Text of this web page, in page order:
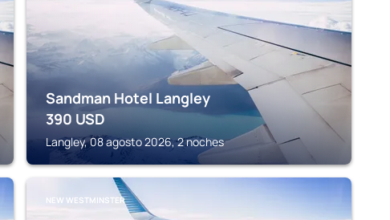
Sandman Hotel Langley
390 USD
Langley, 08 agosto 2026, 2 noches
NEW WESTMINSTER